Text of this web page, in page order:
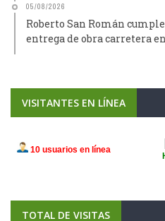
05/08/2026
Roberto San Román
entrega de obra carretera
VISITANTES EN LÍNEA
TOTAL DE VISITAS